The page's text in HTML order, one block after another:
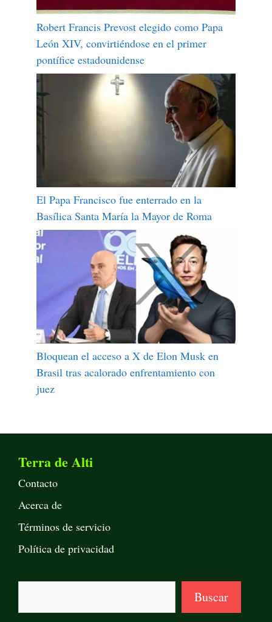
Robert Francis Prevost elegido como Papa
León XIV, convirtiéndose en el primer
pontífice estadounidense
El Papa Francisco fue enterrado en la
Basílica Santa María la Mayor de Roma
Bloquean el acceso a X de Elon Musk en
Brasil tras acalorado enfrentamiento con
juez
Terra de Alti
Contacto
Acerca de
Términos de servicio
Política de privacidad
Buscar